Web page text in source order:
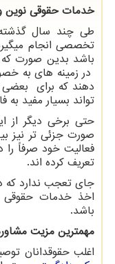
خدمات حقوقی نوین
طی چند سال گذشته
تخصصی انجام
باشد بدین صورت
در زمینه های به
دهند که برای بعضی
تواند بسیار مفید به
حتی برخی دیگر از
صورت جزئی تر نیز
فعالیت خود صرفاً را
تعریف کرده اند.
جای تعجب ندارد که
اخذ خدمات حقوقی
باشد.
مهمترین مزیت
اغلب حقوقدانان